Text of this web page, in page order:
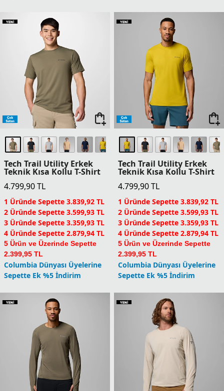
Driventure Erkek Teknik
Kısa Kollu T-Shirt
TL
1 Üründe Sepette 4.719,92 TL
2 Üründe Sepette 4.424,93 TL
3 Üründe Sepette 4.129,93 TL
4 Üründe Sepette 3.539,94 TL
5 Ürün ve Üzerinde Sepette
2.949,95 TL
Columbia Dünyası Üyelerine
Sepette Ek %5 İndirim
Driventure Erkek Teknik
Kısa Kollu T-Shirt
1 Üründe Sepette 4.719,92 TL
2 Üründe Sepette 4.424,93 TL
3 Üründe Sepette 4.129,93 TL
4 Üründe Sepette 3.539,94 TL
5 Ürün ve Üzerinde Sepette
2.949,95 TL
Columbia Dünyası Üyelerine
Sepette Ek %5 İndirim
Yeni
Shadowcaster Zero
Kapüşonlu Erkek Teknik
Uzun Kollu T-Shirt
11.299,90 TL
1 Üründe Sepette 9.039,92 TL
2 Üründe Sepette 8.474,93 TL
3 Üründe Sepette 7.909,93 TL
4 Üründe Sepette 6.779,94 TL
5 Ürün ve Üzerinde Sepette
Yeni
Shadowcaster Zero
Kapüşonlu Erkek Teknik
Uzun Kollu T-Shirt
11.299,90TL
1 Üründe Sepette 9.039,92 TL
2 Üründe Sepette 8.474,93 TL
3 Üründe Sepette 7.909,93 TL
4 Üründe Sepette 6.779,94 TL
5 Ürün ve Üzerinde Sepette